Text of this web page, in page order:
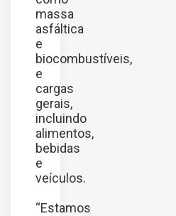
massa
asfáltica
e
biocombustíveis,
e
cargas
gerais,
incluindo
alimentos,
bebidas
e
veículos.
“Estamos